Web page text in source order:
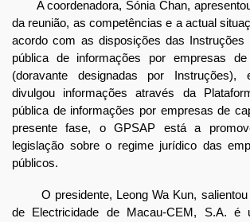
A coordenadora, Sónia Chan,
da reunião, as competências e a actual
acordo com as disposições das Instruções
pública de informações por empresas
(doravante designadas por Instruções),
divulgou informações através da
pública de informações por empresas de
presente fase, o GPSAP está a
legislação sobre o regime jurídico das
públicos.
O presidente, Leong Wa Kun, salientou
de Electricidade de Macau-CEM, S.A. é